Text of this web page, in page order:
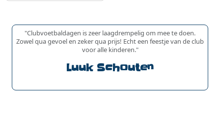
"Clubvoetbaldagen is zeer laagdrempelig om mee te doen.
Zowel qua gevoel en zeker qua prijs! Echt een feestje van de club
voor alle kinderen."
Luuk Schouten